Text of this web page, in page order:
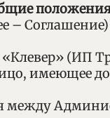
–
(ИП
имеющее
между